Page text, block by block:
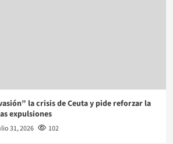
la crisis de Ceuta y pide reforzar la
expulsiones
31, 2026 102